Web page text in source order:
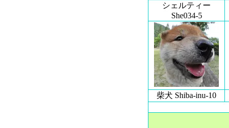
シェルティー
She034-5
柴犬 Shiba-inu-10